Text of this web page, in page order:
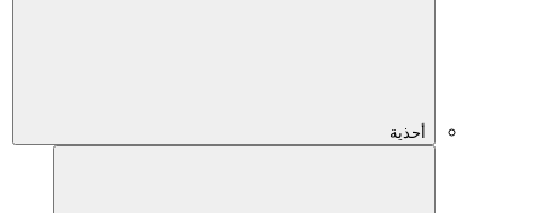
أحذية